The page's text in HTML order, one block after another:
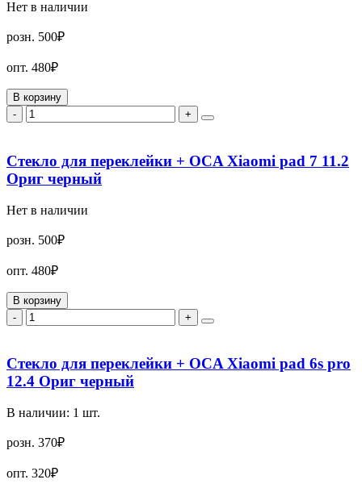
Нет в наличии
розн. 500₽
опт. 480₽
В корзину
-
+
Стекло для переклейки + OCA Xiaomi pad 7 11.2
Ориг черный
Нет в наличии
розн. 500₽
опт. 480₽
В корзину
-
+
Стекло для переклейки + OCA Xiaomi pad 6s pro
12.4 Ориг черный
В наличии: 1 шт.
розн. 370₽
опт. 320₽